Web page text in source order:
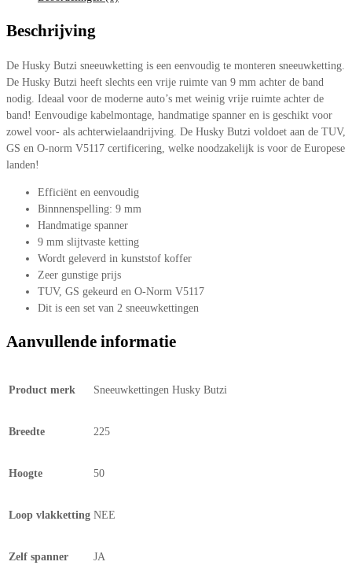
Beschrijving
De Husky Butzi sneeuwketting is een eenvoudig te monteren sneeuwketting.
De Husky Butzi heeft slechts een vrije ruimte van 9 mm achter de band
nodig. Ideaal voor de moderne auto’s met weinig vrije ruimte achter de
band! Eenvoudige kabelmontage, handmatige spanner en is geschikt voor
zowel voor- als achterwielaandrijving. De Husky Butzi voldoet aan de TUV,
GS en O-norm V5117 certificering, welke noodzakelijk is voor de Europese
landen!
Efficiënt en eenvoudig
Binnnenspelling: 9 mm
Handmatige spanner
9 mm slijtvaste ketting
Wordt geleverd in kunststof koffer
Zeer gunstige prijs
TUV, GS gekeurd en O-Norm V5117
Dit is een set van 2 sneeuwkettingen
Aanvullende informatie
Product merk Sneeuwkettingen Husky Butzi
Breedte 225
Hoogte 50
Loop vlakketting NEE
Zelf spanner JA